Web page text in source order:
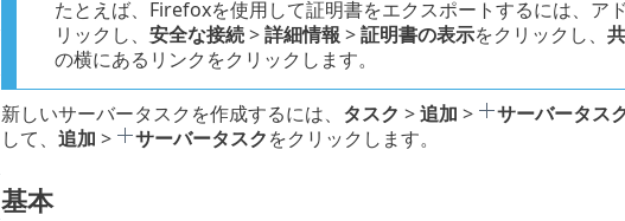
たとえば、Firefoxを使用して証明書をエクスポートするには、ア
リックし、 安全な接続>詳細情報 >証明書の表示をクリックし、
の横にあるリンクをクリックします。
新しいサーバータスクを作成するには、 タスク >追加 > サーバータス
して、 追加 > サーバータスクをクリックします。
基本